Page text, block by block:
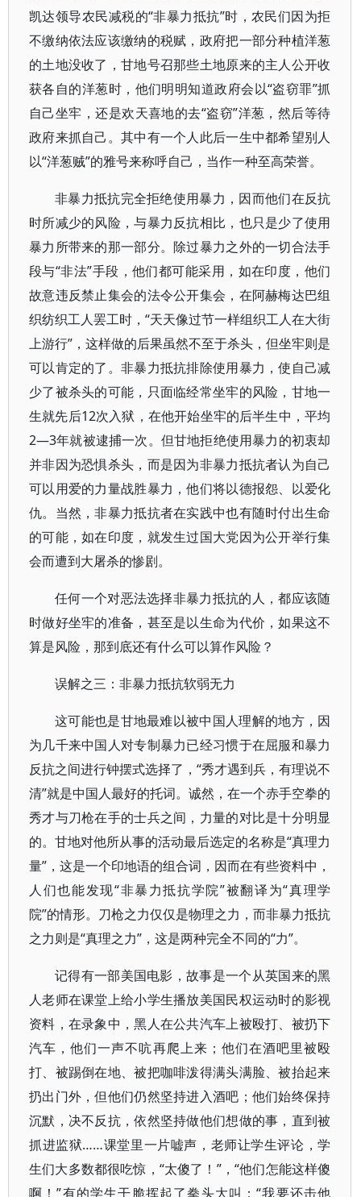
凯达领导农民减税的“非暴力抵抗”时，农民们因为拒
不缴纳依法应该缴纳的税赋，政府把一部分种植洋葱
的土地没收了，甘地号召那些土地原来的主人公开收
获各自的洋葱时，他们明明知道政府会以“盗窃罪”抓
自己坐牢，还是欢天喜地的去“盗窃”洋葱，然后等待
政府来抓自己。其中有一个人此后一生中都希望别人
以“洋葱贼”的雅号来称呼自己，当作一种至高荣誉。
非暴力抵抗完全拒绝使用暴力，因而他们在反抗
时所减少的风险，与暴力反抗相比，也只是少了使用
暴力所带来的那一部分。除过暴力之外的一切合法手
段与“非法”手段，他们都可能采用，如在印度，他们
故意违反禁止集会的法令公开集会，在阿赫梅达巴组
织纺织工人罢工时，“天天像过节一样组织工人在大街
上游行”，这样做的后果虽然不至于杀头，但坐牢则是
可以肯定的了。非暴力抵抗排除使用暴力，使自己减
少了被杀头的可能，只面临经常坐牢的风险，甘地一
生就先后12次入狱，在他开始坐牢的后半生中，平均
2—3年就被逮捕一次。但甘地拒绝使用暴力的初衷却
并非因为恐惧杀头，而是因为非暴力抵抗者认为自己
可以用爱的力量战胜暴力，他们将以德报怨、以爱化
仇。当然，非暴力抵抗者在实践中也有随时付出生命
的可能，如在印度，就发生过国大党因为公开举行集
会而遭到大屠杀的惨剧。
任何一个对恶法选择非暴力抵抗的人，都应该随
时做好坐牢的准备，甚至是以生命为代价，如果这不
算是风险，那到底还有什么可以算作风险？
误解之三：非暴力抵抗软弱无力
这可能也是甘地最难以被中国人理解的地方，因
为几千来中国人对专制暴力已经习惯于在屈服和暴力
反抗之间进行钟摆式选择了，“秀才遇到兵，有理说不
清”就是中国人最好的托词。诚然，在一个赤手空拳的
秀才与刀枪在手的士兵之间，力量的对比是十分明显
的。甘地对他所从事的活动最后选定的名称是“真理力
量”，这是一个印地语的组合词，因而在有些资料中，
人们也能发现“非暴力抵抗学院”被翻译为“真理学
院”的情形。刀枪之力仅仅是物理之力，而非暴力抵抗
之力则是“真理之力”，这是两种完全不同的“力”。
记得有一部美国电影，故事是一个从英国来的黑
人老师在课堂上给小学生播放美国民权运动时的影视
资料，在录象中，黑人在公共汽车上被殴打、被扔下
汽车，他们一声不吭再爬上来；他们在酒吧里被殴
打、被踢倒在地、被把咖啡泼得满头满脸、被抬起来
扔出门外，但他们仍然坚持进入酒吧；他们始终保持
沉默，决不反抗，依然坚持做他们想做的事，直到被
抓进监狱……课堂里一片嘘声，老师让学生评论，学
生们大多数都很吃惊，“太傻了！”，“他们怎能这样傻
啊！”有的学生干脆挥起了拳头大叫：“我要还击他